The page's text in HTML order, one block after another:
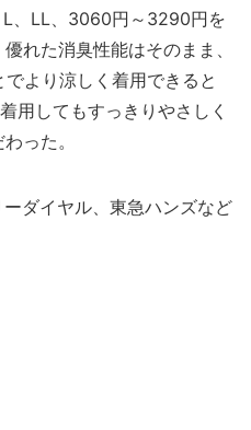
、LL、3060円～3290円を
れた消臭性能はそのまま、
より涼しく着用できると
用してもすっきりやさしく
った。
ダイヤル、東急ハンズなど